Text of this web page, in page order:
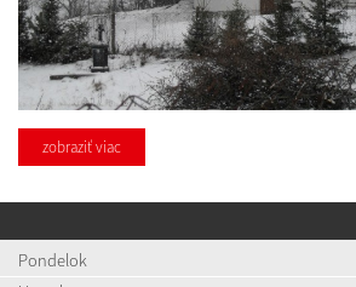
zobraziť viac
Pondelok